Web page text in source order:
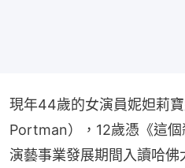
現年44歲的女演員妮妲莉
Portman），12歲憑《這個
演藝事業發展期間入讀哈